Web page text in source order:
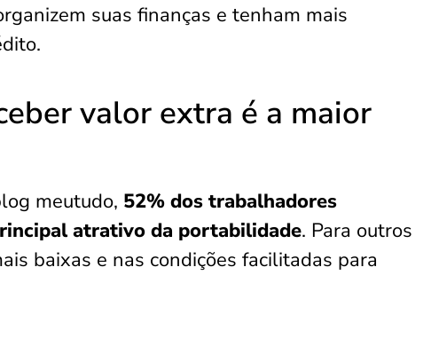
suas finanças e tenham mais
valor extra é a maior
meutudo, 52% dos trabalhadores
atrativo da portabilidade. Para outros
baixas e nas condições facilitadas para